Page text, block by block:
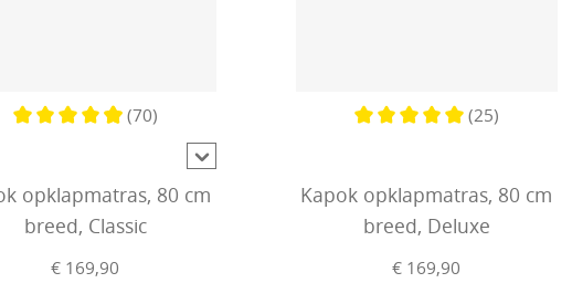
Gemiddelde waardering van 4.9 van 5 sterren
(70)
opklapmatras, 80 cm
breed, Classic
€ 169,90
(25)
Kapok opklapmatras, 80 cm
breed, Deluxe
€ 169,90